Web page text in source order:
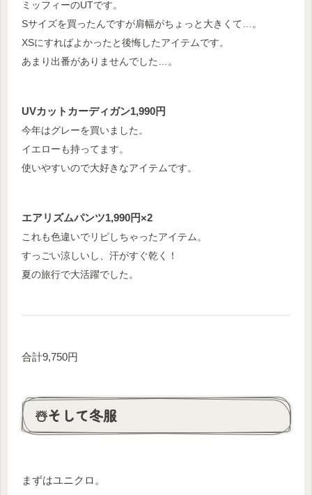
ミッフィーのUTです。
Sサイズを買ったんですが肩幅がちょっと大きくて…。
XSにすればよかったと後悔したアイテムです。
あまり出番がありませんでした…。
UVカットカーディガン1,990円
今年はグレーを買いました。
イエローも持ってます。
使いやすいので大好きなアイテムです。
エアリズムパンツ1,990円×2
これも色違いでリピしちゃったアイテム。
すっごい涼しいし、汗がすぐ乾く！
夏の旅行で大活躍でした。
合計9,750円
☃️そして冬服
まずはユニクロ。